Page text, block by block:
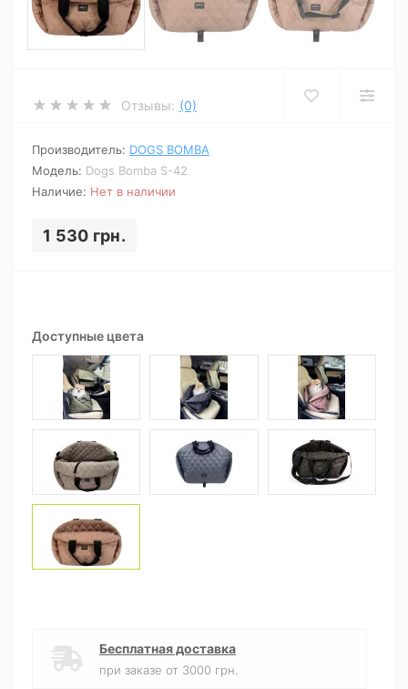
Отзывы: (0)
Производитель: DOGS BOMBA
Модель: Dogs Bomba S-42
Наличие: Нет в наличии
1 530 грн.
Доступные цвета
Бесплатная доставка
при заказе от 3000 грн.